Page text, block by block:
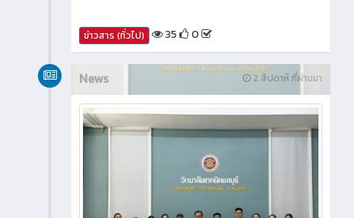
ข่าวสาร (ทั่วไป) 35 0
2 สัปดาห์ ที่ผ่านมา
News